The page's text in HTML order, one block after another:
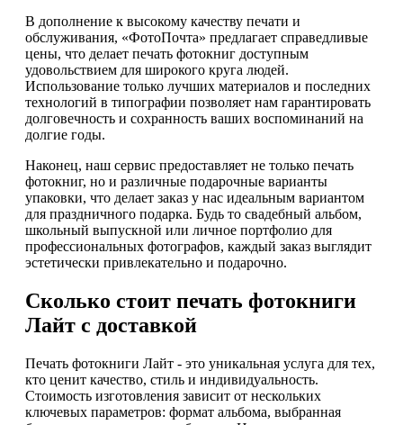
В дополнение к высокому качеству печати и
обслуживания, «ФотоПочта» предлагает справедливые
цены, что делает печать фотокниг доступным
удовольствием для широкого круга людей.
Использование только лучших материалов и последних
технологий в типографии позволяет нам гарантировать
долговечность и сохранность ваших воспоминаний на
долгие годы.
Наконец, наш сервис предоставляет не только печать
фотокниг, но и различные подарочные варианты
упаковки, что делает заказ у нас идеальным вариантом
для праздничного подарка. Будь то свадебный альбом,
школьный выпускной или личное портфолио для
профессиональных фотографов, каждый заказ выглядит
эстетически привлекательно и подарочно.
Сколько стоит печать фотокниги
Лайт с доставкой
Печать фотокниги Лайт - это уникальная услуга для тех,
кто ценит качество, стиль и индивидуальность.
Стоимость изготовления зависит от нескольких
ключевых параметров: формат альбома, выбранная